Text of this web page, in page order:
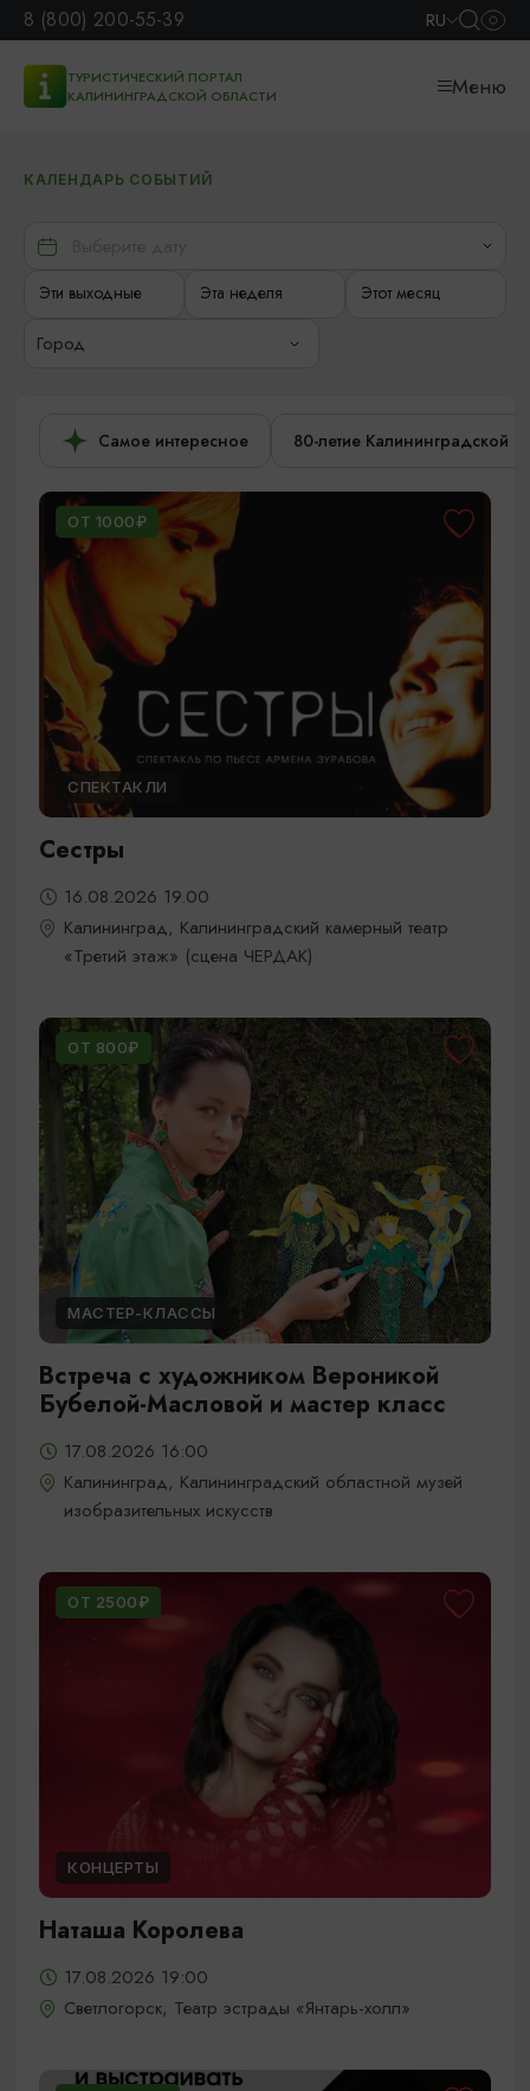
8 (800) 200-55-39 RU
ТУРИСТИЧЕСКИЙ ПОРТАЛ
КАЛИНИНГРАДСКОЙ ОБЛАСТИ
Меню
КАЛЕНДАРЬ СОБЫТИЙ
Эти выходные Эта неделя Этот месяц
Город
Самое интересное 80-летие Калининградской
ОТ 1000₽
СПЕКТАКЛИ
Сестры
16.08.2026 19.00
Калининград, Калининградский камерный театр
«Третий этаж» (сцена ЧЕРДАК)
ОТ 800₽
МАСТЕР-КЛАССЫ
Встреча с художником Вероникой
Бубелой-Масловой и мастер класс
17.08.2026 16:00
Калининград, Калининградский областной музей
изобразительных искусств
ОТ 2500₽
КОНЦЕРТЫ
Наташа Королева
17.08.2026 19:00
Светлогорск, Театр эстрады «Янтарь-холл»